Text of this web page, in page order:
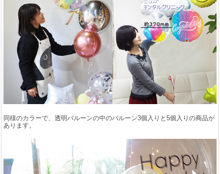
同様のカラーで、透明バルーンの中のバルーン3個入りと5個入りの商品が
あります。